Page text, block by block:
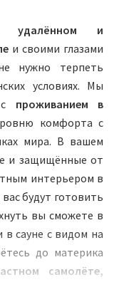
удалённом и
и своими глазами
нужно терпеть
условиях. Мы
проживанием в
комфорта с
мира. В вашем
и защищённые от
интерьером в
будут готовить
вы сможете в
сауне с видом на
до материка
самолёте,